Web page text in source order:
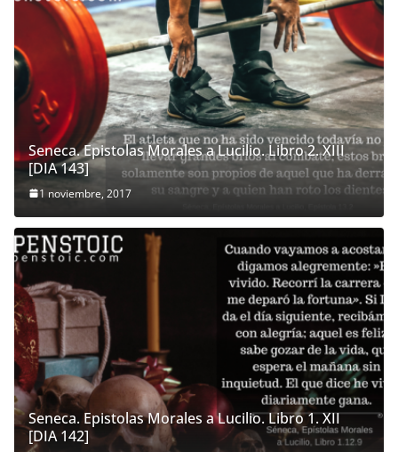
Seneca. Epistolas Morales a Lucilio. Libro 2. XIII
[DIA 143]
1 noviembre, 2017
Seneca. Epistolas Morales a Lucilio. Libro 1. XII
[DIA 142]